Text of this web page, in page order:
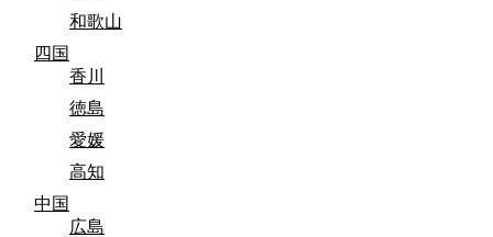
和歌山
四国
香川
徳島
愛媛
高知
中国
広島